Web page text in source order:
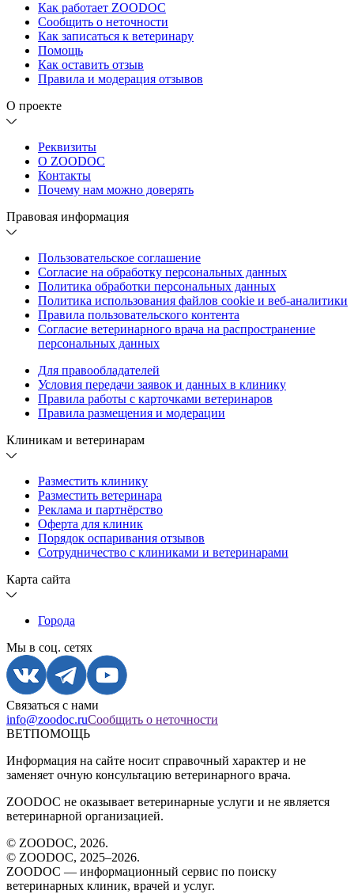
Как работает ZOODOC
Сообщить о неточности
Как записаться к ветеринару
Помощь
Как оставить отзыв
Правила и модерация отзывов
О проекте
Реквизиты
О ZOODOC
Контакты
Почему нам можно доверять
Правовая информация
Пользовательское соглашение
Согласие на обработку персональных данных
Политика обработки персональных данных
Политика использования файлов cookie и веб-аналитики
Правила пользовательского контента
Согласие ветеринарного врача на распространение
персональных данных
Для правообладателей
Условия передачи заявок и данных в клинику
Правила работы с карточками ветеринаров
Правила размещения и модерации
Клиникам и ветеринарам
Разместить клинику
Разместить ветеринара
Реклама и партнёрство
Оферта для клиник
Порядок оспаривания отзывов
Сотрудничество с клиниками и ветеринарами
Карта сайта
Города
Мы в соц. сетях
Связаться с нами
info@zoodoc.ruСообщить о неточности
ВЕТПОМОЩЬ
Информация на сайте носит справочный характер и не
заменяет очную консультацию ветеринарного врача.
ZOODOC не оказывает ветеринарные услуги и не является
ветеринарной организацией.
© ZOODOC, 2026.
© ZOODOC, 2025–2026.
ZOODOC — информационный сервис по поиску
ветеринарных клиник, врачей и услуг.